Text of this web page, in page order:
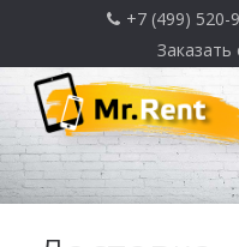
+7 (499) 520-